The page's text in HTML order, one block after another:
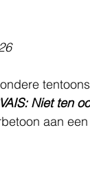
Niet ten
aan